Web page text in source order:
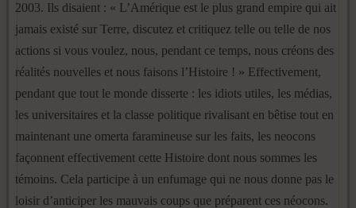
2003. Ils disaient : « L’Amérique est le plus grand empire qui ait
jamais existé sur Terre, discutez et critiquez telle ou telle de nos
actions si vous voulez, nous, pendant ce temps, nous créons des
réalités nouvelles et nous faisons l’Histoire ! » Effectivement,
pendant que tout le monde disserte : les idiots utiles, les médias,
les universitaires et la classe politique rivalisant en bêtise tout en
maintenant une omerta faramineuse sur les faits, les neocons
façonnent effectivement cette Histoire dont nous sommes les
témoins. Cela participe à un enfumage qui ne nous donne pas le
loisir d’anticiper les mauvais coups que préparent ces néocons.